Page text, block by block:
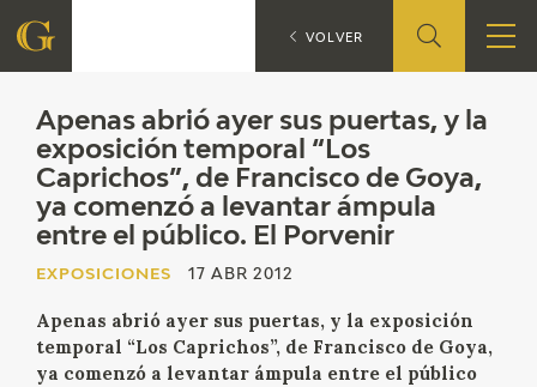
FUNDACIÓN
QUIENES SOMOS
CENTRO DE INVESTIGACIÓN Y DOCUMENTACIÓN
SEDE
Apenas abrió ayer sus puertas, y la
exposición temporal “Los
Caprichos”, de Francisco de Goya,
ya comenzó a levantar ámpula
entre el público. El Porvenir
EXPOSICIONES 17 ABR 2012
Apenas abrió ayer sus puertas, y la exposición
temporal “Los Caprichos”, de Francisco de Goya,
ya comenzó a levantar ámpula entre el público
EXPOSICIONES Apenas
VOLVER